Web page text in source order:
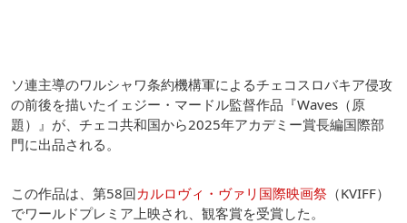
ソ連主導のワルシャワ条約機構軍によるチェコスロバキア侵攻
の前後を描いたイェジー・マードル監督作品『Waves（原
題）』が、チェコ共和国から2025年アカデミー賞長編国際部
門に出品される。
この作品は、第58回カルロヴィ・ヴァリ国際映画祭 （KVIFF）
でワールドプレミア上映され、観客賞を受賞した。